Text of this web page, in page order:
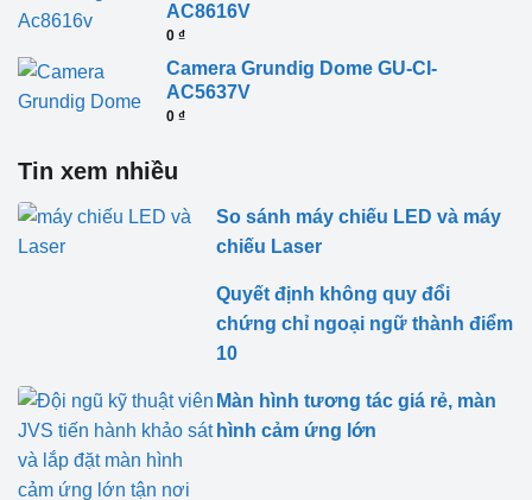
AC8616V
0₫
Camera Grundig Dome GU-CI-
AC5637V
0₫
Tin xem nhiều
So sánh máy chiếu LED và máy
chiếu Laser
Quyết định không quy đổi
chứng chỉ ngoại ngữ thành điểm
10
Màn hình tương tác giá rẻ, màn
hình cảm ứng lớn